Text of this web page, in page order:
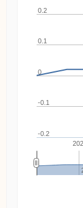
-0.1
0
0.1
0.2
-0.2